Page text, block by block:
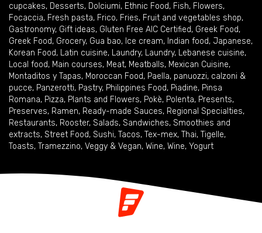
cupcakes, Desserts, Dolciumi, Ethnic Food, Fish, Flowers,
Focaccia, Fresh pasta, Frico, Fries, Fruit and vegetables shop,
Gastronomy, Gift ideas, Gluten Free AIC Certified, Greek Food,
Greek Food, Grocery, Gua bao, Ice cream, Indian food, Japanese,
Korean Food, Latin cuisine, Laundry, Laundry, Lebanese cuisine,
Local food, Main courses, Meat, Meatballs, Mexican Cuisine,
Montaditos y Tapas, Moroccan Food, Paella, panuozzi, calzoni &
pucce, Panzerotti, Pastry, Philippines Food, Piadine, Pinsa
Romana, Pizza, Plants and Flowers, Pokè, Polenta, Presents,
Preserves, Ramen, Ready-made Sauces, Regional Specialties,
Restaurants, Rooster, Salads, Sandwiches, Smoothies and
extracts, Street Food, Sushi, Tacos, Tex-mex, Thai, Tigelle,
Toasts, Tramezzino, Veggy & Vegan, Wine, Wine, Yogurt